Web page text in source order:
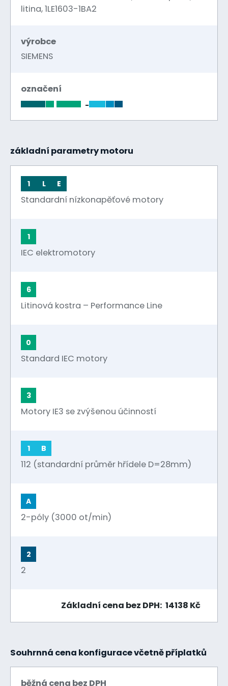
litina, 1LE1603-1BA2
výrobce
SIEMENS
označení
-
základní parametry motoru
1 L E
Standardní nízkonapěťové motory
1
IEC elektromotory
6
Litinová kostra – Performance Line
0
Standard IEC motory
3
Motory IE3 se zvýšenou účinností
1 B
112 (standardní průměr hřídele D=28mm)
A
2-póly (3000 ot/min)
2
2
Základní cena bez DPH: 14138 Kč
Souhrnná cena konfigurace včetně příplatků
běžná cena bez DPH